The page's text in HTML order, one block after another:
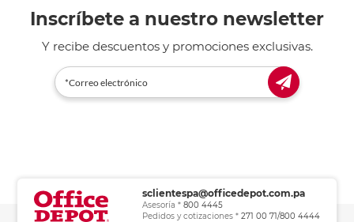
Inscríbete a nuestro newsletter
Y recibe descuentos y promociones exclusivas.
sclientespa@officedepot.com.pa
Asesoría * 800 4445
Pedidos y cotizaciones * 271 00 71/800 4444